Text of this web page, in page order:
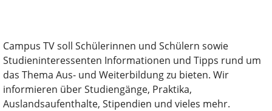
Campus TV soll Schülerinnen und Schülern sowie
Studieninteressenten Informationen und Tipps rund um
das Thema Aus- und Weiterbildung zu bieten. Wir
informieren über Studiengänge, Praktika,
Auslandsaufenthalte, Stipendien und vieles mehr.